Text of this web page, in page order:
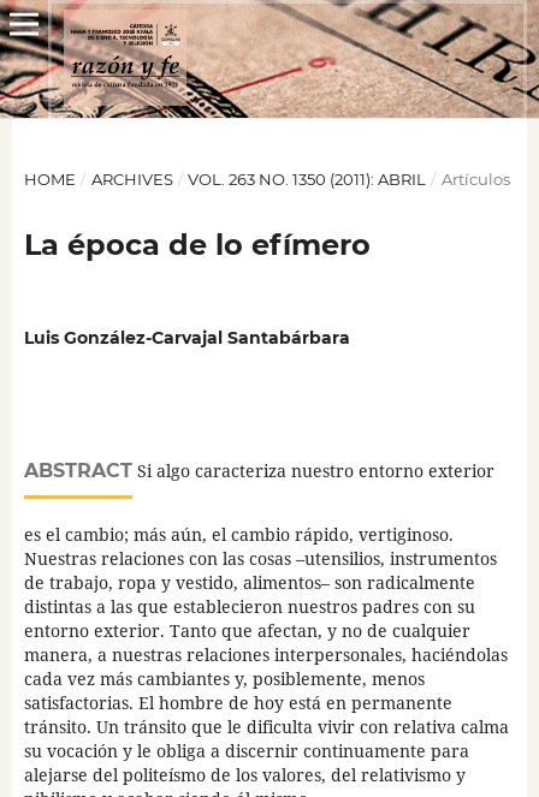
HOME / ARCHIVES / VOL. 263 NO. 1350 (2011): ABRIL / Artículos
La época de lo efímero
Luis González-Carvajal Santabárbara
ABSTRACTSi algo caracteriza nuestro entorno exterior
es el cambio; más aún, el cambio rápido, vertiginoso.
Nuestras relaciones con las cosas –utensilios, instrumentos
de trabajo, ropa y vestido, alimentos– son radicalmente
distintas a las que establecieron nuestros padres con su
entorno exterior. Tanto que afectan, y no de cualquier
manera, a nuestras relaciones interpersonales, haciéndolas
cada vez más cambiantes y, posiblemente, menos
satisfactorias. El hombre de hoy está en permanente
tránsito. Un tránsito que le dificulta vivir con relativa calma
su vocación y le obliga a discernir continuamente para
alejarse del politeísmo de los valores, del relativismo y